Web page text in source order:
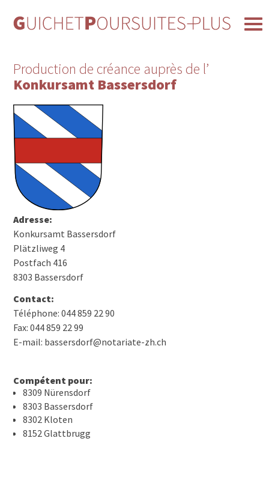
Production de créance auprès de l’
Konkursamt Bassersdorf
Adresse:
Konkursamt Bassersdorf
Plätzliweg 4
Postfach 416
8303 Bassersdorf
Contact:
Téléphone: 044 859 22 90
Fax: 044 859 22 99
E-mail: bassersdorf@notariate-zh.ch
Compétent pour:
8309 Nürensdorf
8303 Bassersdorf
8302 Kloten
8152 Glattbrugg